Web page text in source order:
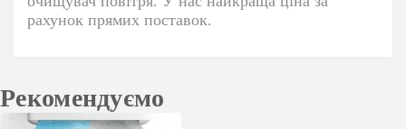
рахунок прямих поставок.
Рекомендуємо